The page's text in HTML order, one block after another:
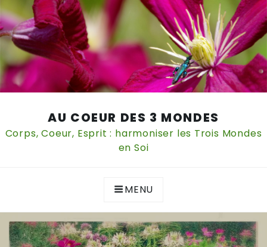
content
AU COEUR DES 3 MONDES
Corps, Coeur, Esprit : harmoniser les Trois Mondes
en Soi
MENU